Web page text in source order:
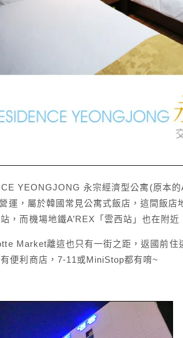
YEONGJONG 永宗經濟型公寓(原本
運，屬於韓國常見公寓式飯店，這間飯
，而機場地鐵A’REX「雲西站」也在附
Market離這也只有一街之距，返國前
便利商店，7-11或MiniStop都有唷~